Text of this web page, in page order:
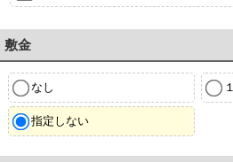
敷金
なし
指定しない